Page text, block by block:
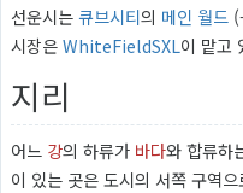
선운시는큐브시티의 메인 월드
시장은WhiteFieldSXL이 맡고
지리
어느 강의 하류가 바다와 합류하
이 있는 곳은 도시의 서쪽 구역